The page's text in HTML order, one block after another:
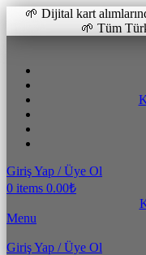
🌱 Dijital kart
🌱 Tüm
Giriş Yap / Üye Ol
0 items 0.00₺
Menu
Giriş Yap / Üye Ol